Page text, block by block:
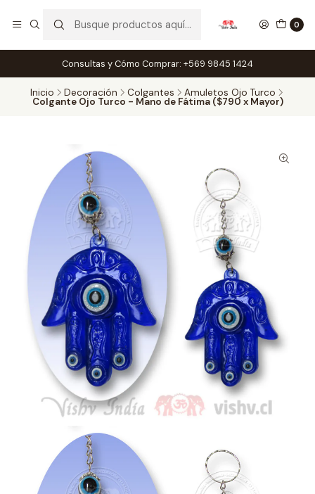
0
Consultas y Cómo Comprar: +569 9845 1424
Inicio Decoración Colgantes Amuletos Ojo Turco
Colgante Ojo Turco - Mano de Fátima ($790 x Mayor)